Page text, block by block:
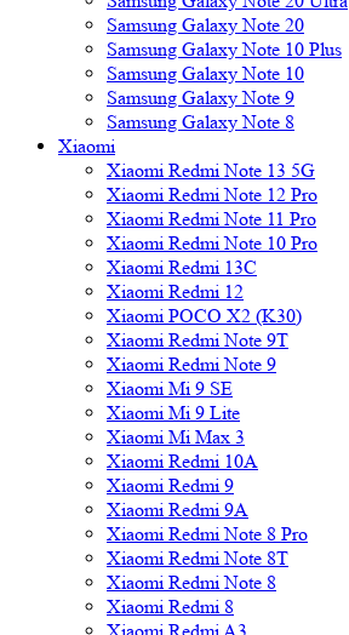
Samsung Galaxy Note 20
Samsung Galaxy Note 10 Plus
Samsung Galaxy Note 10
Samsung Galaxy Note 9
Samsung Galaxy Note 8
Xiaomi
Xiaomi Redmi Note 13 5G
Xiaomi Redmi Note 12 Pro
Xiaomi Redmi Note 11 Pro
Xiaomi Redmi Note 10 Pro
Xiaomi Redmi 13C
Xiaomi Redmi 12
Xiaomi POCO X2 (K30)
Xiaomi Redmi Note 9T
Xiaomi Redmi Note 9
Xiaomi Mi 9 SE
Xiaomi Mi 9 Lite
Xiaomi Mi Max 3
Xiaomi Redmi 10A
Xiaomi Redmi 9
Xiaomi Redmi 9A
Xiaomi Redmi Note 8 Pro
Xiaomi Redmi Note 8T
Xiaomi Redmi Note 8
Xiaomi Redmi 8